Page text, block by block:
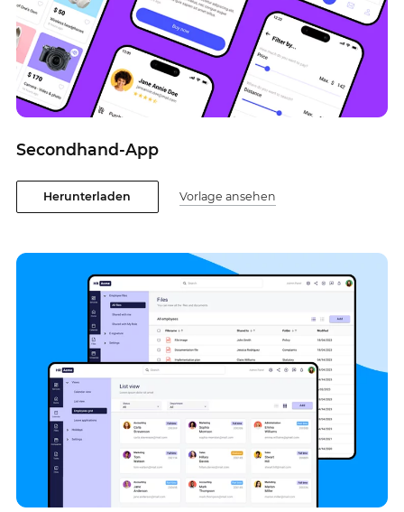
Secondhand-App
Herunterladen Vorlage ansehen